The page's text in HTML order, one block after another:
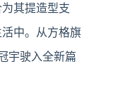
其提造型支
中。从方格旗
宇驶入全新篇